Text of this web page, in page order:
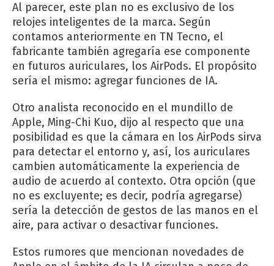
Al parecer, este plan no es exclusivo de los
relojes inteligentes de la marca. Según
contamos anteriormente en TN Tecno, el
fabricante también agregaría ese componente
en futuros auriculares, los AirPods. El propósito
sería el mismo: agregar funciones de IA.
Otro analista reconocido en el mundillo de
Apple, Ming-Chi Kuo, dijo al respecto que una
posibilidad es que la cámara en los AirPods sirva
para detectar el entorno y, así, los auriculares
cambien automáticamente la experiencia de
audio de acuerdo al contexto. Otra opción (que
no es excluyente; es decir, podría agregarse)
sería la detección de gestos de las manos en el
aire, para activar o desactivar funciones.
Estos rumores que mencionan novedades de